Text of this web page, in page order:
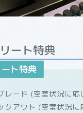
ート特典
ト特典
レード (空室状況に応
クアウト (空室状況に